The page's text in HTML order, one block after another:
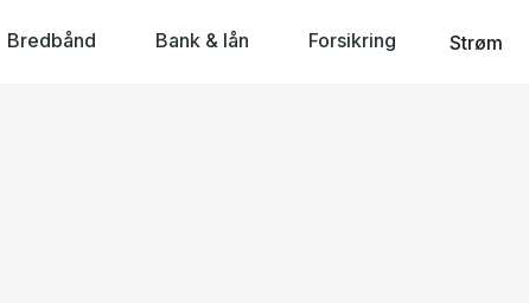
Bredbånd Bank & lån Forsikring Strøm